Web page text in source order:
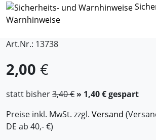
Warnhinweise
Art.Nr.: 13738
2,00 €
statt bisher3,40 € » 1,40 € gespart
Preise inkl. MwSt. zzgl. Versand
DE ab 40,- €)